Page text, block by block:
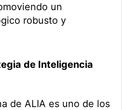
un
robusto y
de Inteligencia
de ALIA es uno de los